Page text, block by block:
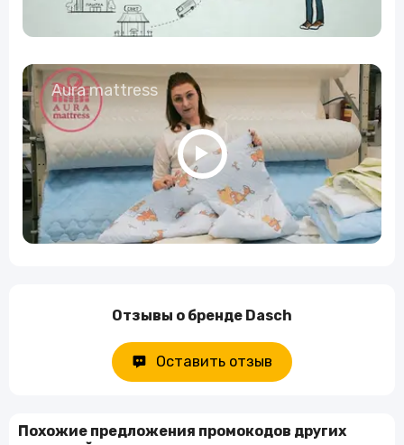
Aura mattress
Отзывы о бренде Dasch
Оставить отзыв
Похожие предложения промокодов других